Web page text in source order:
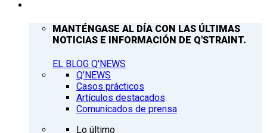
MANTÉNGASE AL DÍA CON LAS ÚLTIMAS
NOTICIAS E INFORMACIÓN DE Q'STRAINT.
EL BLOG Q'NEWS
Q’NEWS
Casos prácticos
Artículos destacados
Comunicados de prensa
Lo último